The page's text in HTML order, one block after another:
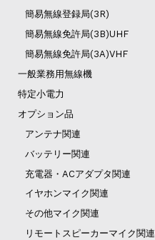
簡易無線登録局(3R)
簡易無線免許局(3B)UHF
簡易無線免許局(3A)VHF
一般業務用無線機
特定小電力
オプション品
アンテナ関連
バッテリー関連
充電器・ACアダプタ関連
イヤホンマイク関連
その他マイク関連
リモートスピーカーマイク関連